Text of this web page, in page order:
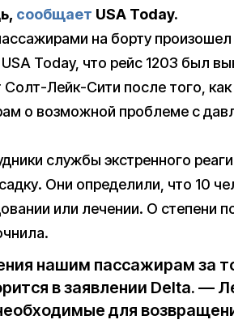
сообщает USA Today.
на борту произошел
Today, что рейс 1203 был
Лейк-Сити после того,
о возможной проблеме с
службы экстренного
Они определили, что 10
или лечении. О степени
нашим пассажирам за
в заявлении Delta. —
для